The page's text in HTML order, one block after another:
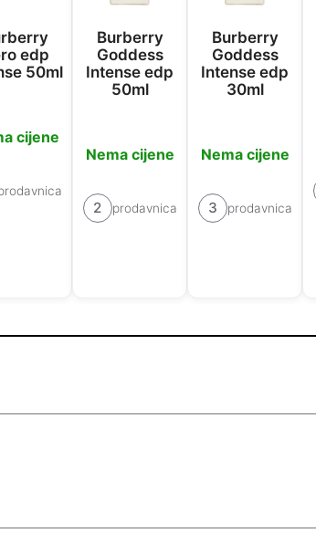
edp
50ml
cijene
Burberry
Goddess
Intense edp
50ml
Nema cijene
2 prodavnica
Burberry
Goddess
Intense edp
30ml
Nema cijene
3 prodavnica